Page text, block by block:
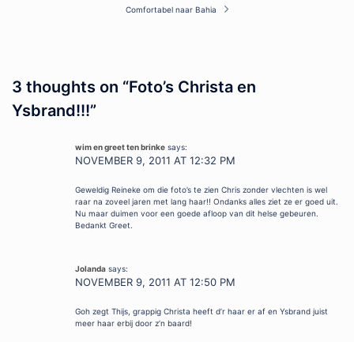
Comfortabel naar Bahia
3 thoughts on “Foto’s Christa en
Ysbrand!!!”
wim en greet ten brinke says:
NOVEMBER 9, 2011 AT 12:32 PM
Geweldig Reineke om die foto’s te zien Chris zonder vlechten is wel
raar na zoveel jaren met lang haar!! Ondanks alles ziet ze er goed uit.
Nu maar duimen voor een goede afloop van dit helse gebeuren.
Bedankt Greet.
Jolanda says:
NOVEMBER 9, 2011 AT 12:50 PM
Goh zegt Thijs, grappig Christa heeft d’r haar er af en Ysbrand juist
meer haar erbij door z’n baard!